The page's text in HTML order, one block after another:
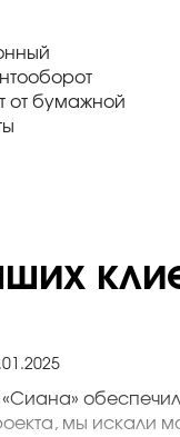
от бумажной
«Сиана»
мы искали